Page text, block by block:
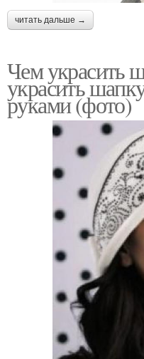
читать дальше →
Чем украсить
украсить
руками (фото)